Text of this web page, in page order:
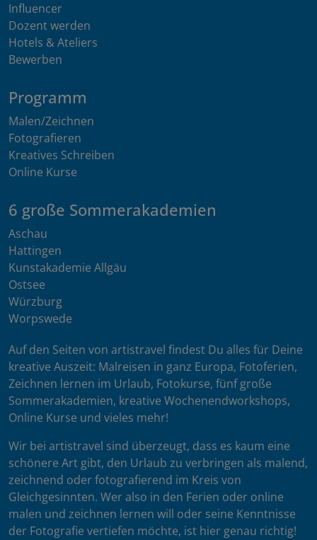
Influencer
Dozent werden
Hotels & Ateliers
Bewerben
Programm
Malen/Zeichnen
Fotografieren
Kreatives Schreiben
Online Kurse
6 große Sommerakademien
Aschau
Hattingen
Kunstakademie Allgäu
Ostsee
Würzburg
Worpswede
Auf den Seiten von artistravel findest Du alles für Deine
kreative Auszeit: Malreisen in ganz Europa, Fotoferien,
Zeichnen lernen im Urlaub, Fotokurse, fünf große
Sommerakademien, kreative Wochenendworkshops,
Online Kurse und vieles mehr!
Wir bei artistravel sind überzeugt, dass es kaum eine
schönere Art gibt, den Urlaub zu verbringen als malend,
zeichnend oder fotografierend im Kreis von
Gleichgesinnten. Wer also in den Ferien oder online
malen und zeichnen lernen will oder seine Kenntnisse
der Fotografie vertiefen möchte, ist hier genau richtig!